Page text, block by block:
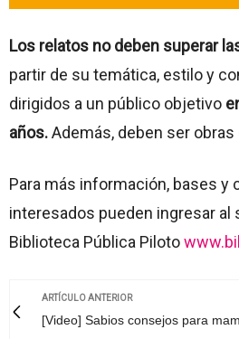
Los relatos no deben superar
partir de su temática, estilo y
dirigidos a un público objetivo
años.Además, deben ser
Para más información, bases y
interesados pueden ingresar al
Biblioteca Pública Piloto
ARTÍCULO ANTERIOR
[Video] Sabios consejos para